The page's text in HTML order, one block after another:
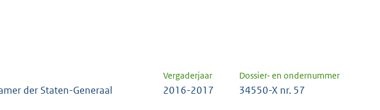
Vergaderjaar Dossier- en ondernummer
der Staten-Generaal 2016-2017 34550-X nr. 57